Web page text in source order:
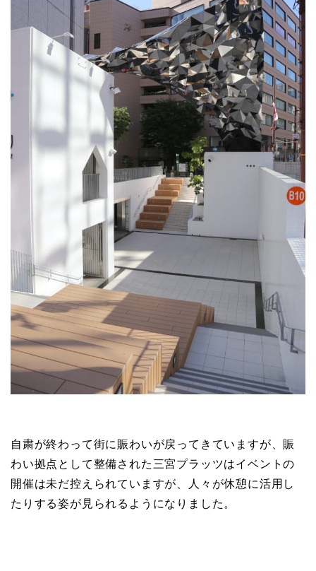
自粛が終わって街に賑わいが戻ってきていますが、賑
わい拠点として整備された三宮プラッツはイベントの
開催は未だ控えられていますが、人々が休憩に活用し
たりする姿が見られるようになりました。